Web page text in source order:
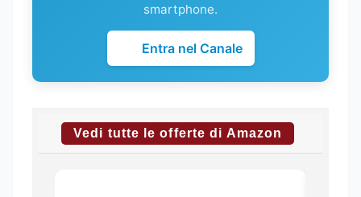
smartphone.
Entra nel Canale